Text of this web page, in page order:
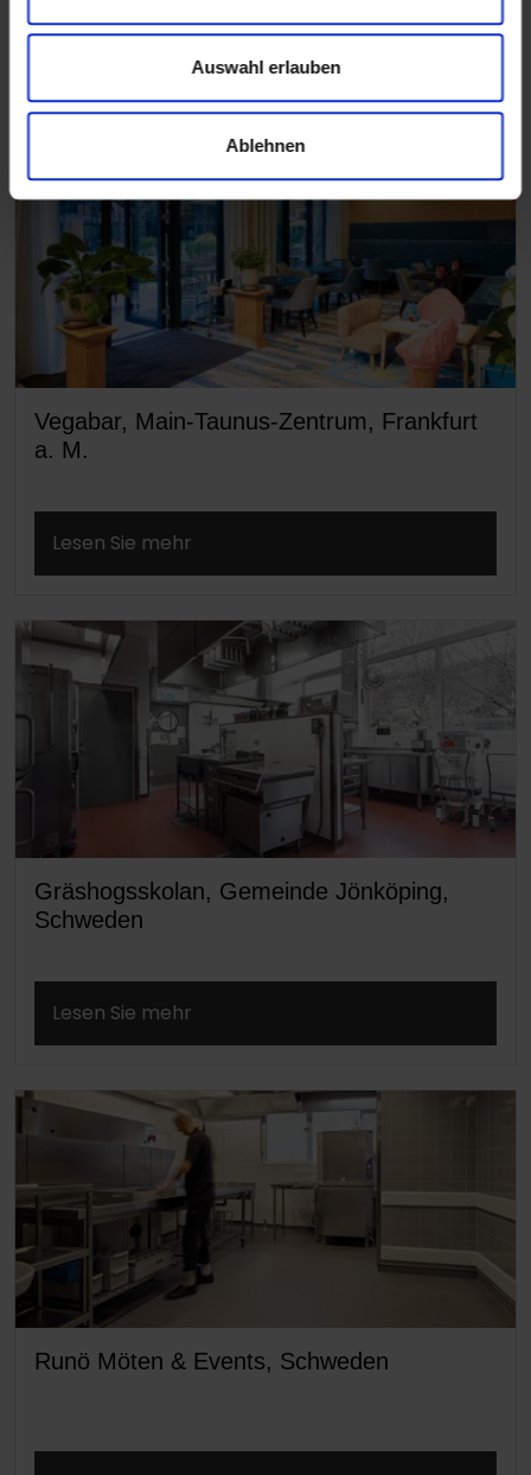
Auswahl erlauben
Ablehnen
Lesen Sie mehr
Vegabar, Main-Taunus-Zentrum, Frankfurt
a. M.
Lesen Sie mehr
Gräshogsskolan, Gemeinde Jönköping,
Schweden
Lesen Sie mehr
Runö Möten & Events, Schweden